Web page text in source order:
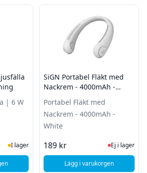
| 6 W
I Lager
I lager
Myggstopp ljusfälla | 6 W | 50 m² täckning
SiGN Portabel Fläkt med
Nackrem - 4000mAh -
Portabel Fläkt med
Nackrem - 4000mAh -
White
189 kr Ej i lager,
Ej i lager
Lägg i varukorgen
, SiGN Portabel